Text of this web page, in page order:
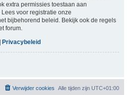
extra permissies toestaan aan
voor registratie onze
bijbehorend beleid. Bekijk ook de regels
forum.
Privacybeleid
Alle tijden zijn UTC+01:00
Verwijder cookies